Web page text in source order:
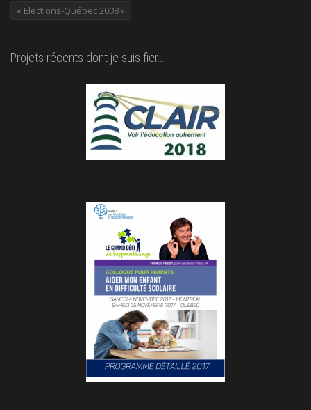
« Élections-Québec 2008 »
Projets récents dont je suis fier…